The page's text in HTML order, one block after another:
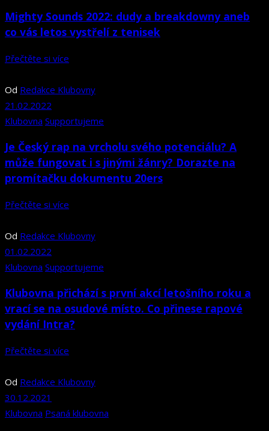
Mighty Sounds 2022: dudy a breakdowny aneb
co vás letos vystřelí z tenisek
Přečtěte si více
Od Redakce Klubovny
21.02.2022
Klubovna Supportujeme
Je Český rap na vrcholu svého potenciálu? A
může fungovat i s jinými žánry? Dorazte na
promítačku dokumentu 20ers
Přečtěte si více
Od Redakce Klubovny
01.02.2022
Klubovna Supportujeme
Klubovna přichází s první akcí letošního roku a
vrací se na osudové místo. Co přinese rapové
vydání Intra?
Přečtěte si více
Od Redakce Klubovny
30.12.2021
Klubovna Psaná klubovna